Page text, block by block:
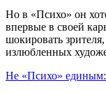
Но в «Психо» он
впервые в своей
шокировать
излюбленных
Не «Психо» единым: